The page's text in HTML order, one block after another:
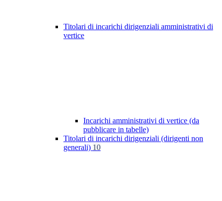
Titolari di incarichi dirigenziali amministrativi di
vertice
Incarichi amministrativi di vertice (da
pubblicare in tabelle)
Titolari di incarichi dirigenziali (dirigenti non
generali) 10